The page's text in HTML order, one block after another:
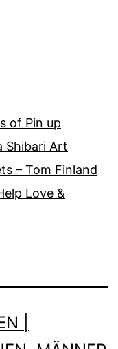
of Pin up
Shibari Art
– Tom Finland
Love &
|